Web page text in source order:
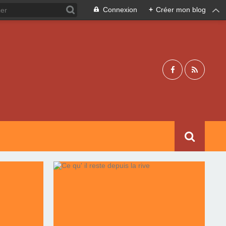
Connexion + Créer mon blog